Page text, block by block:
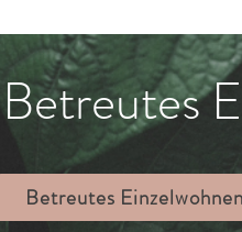
Betreutes
Betreutes Einzelwohnen